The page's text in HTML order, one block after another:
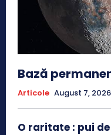
Bază
Articole August 7, 2026
O raritate : pui